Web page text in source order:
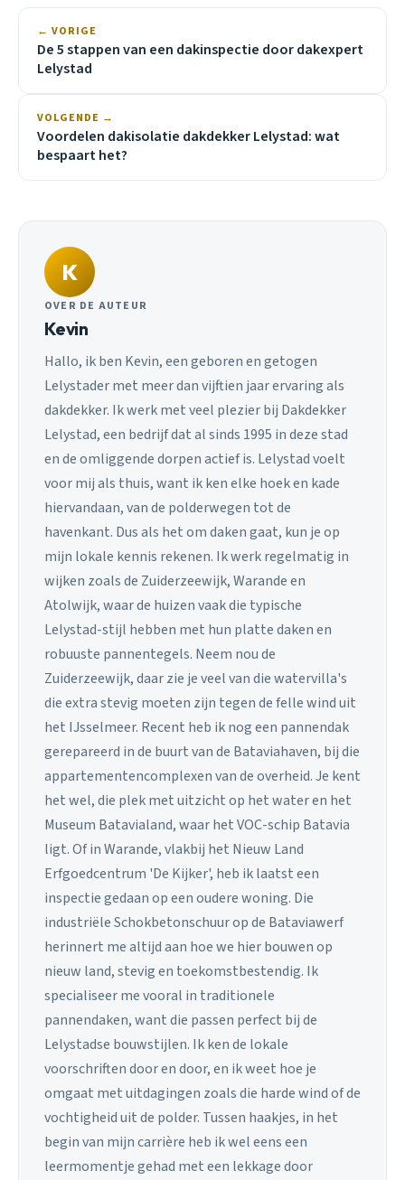
← VORIGE
De 5 stappen van een dakinspectie door dakexpert
Lelystad
VOLGENDE →
Voordelen dakisolatie dakdekker Lelystad: wat
bespaart het?
K
OVER DE AUTEUR
Kevin
Hallo, ik ben Kevin, een geboren en getogen
Lelystader met meer dan vijftien jaar ervaring als
dakdekker. Ik werk met veel plezier bij Dakdekker
Lelystad, een bedrijf dat al sinds 1995 in deze stad
en de omliggende dorpen actief is. Lelystad voelt
voor mij als thuis, want ik ken elke hoek en kade
hiervandaan, van de polderwegen tot de
havenkant. Dus als het om daken gaat, kun je op
mijn lokale kennis rekenen. Ik werk regelmatig in
wijken zoals de Zuiderzeewijk, Warande en
Atolwijk, waar de huizen vaak die typische
Lelystad-stijl hebben met hun platte daken en
robuuste pannentegels. Neem nou de
Zuiderzeewijk, daar zie je veel van die watervilla's
die extra stevig moeten zijn tegen de felle wind uit
het IJsselmeer. Recent heb ik nog een pannendak
gerepareerd in de buurt van de Bataviahaven, bij die
appartementencomplexen van de overheid. Je kent
het wel, die plek met uitzicht op het water en het
Museum Batavialand, waar het VOC-schip Batavia
ligt. Of in Warande, vlakbij het Nieuw Land
Erfgoedcentrum 'De Kijker', heb ik laatst een
inspectie gedaan op een oudere woning. Die
industriële Schokbetonschuur op de Bataviawerf
herinnert me altijd aan hoe we hier bouwen op
nieuw land, stevig en toekomstbestendig. Ik
specialiseer me vooral in traditionele
pannendaken, want die passen perfect bij de
Lelystadse bouwstijlen. Ik ken de lokale
voorschriften door en door, en ik weet hoe je
omgaat met uitdagingen zoals die harde wind of de
vochtigheid uit de polder. Tussen haakjes, in het
begin van mijn carrière heb ik wel eens een
leermomentje gehad met een lekkage door